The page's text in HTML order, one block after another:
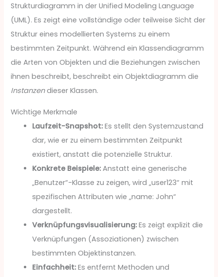
Strukturdiagramm in der Unified Modeling Language
(UML). Es zeigt eine vollständige oder teilweise Sicht der
Struktur eines modellierten Systems zu einem
bestimmten Zeitpunkt. Während ein Klassendiagramm
die Arten von Objekten und die Beziehungen zwischen
ihnen beschreibt, beschreibt ein Objektdiagramm die
Instanzendieser Klassen.
Wichtige Merkmale
Laufzeit-Snapshot:Es stellt den Systemzustand
dar, wie er zu einem bestimmten Zeitpunkt
existiert, anstatt die potenzielle Struktur.
Konkrete Beispiele:Anstatt eine generische
„Benutzer“-Klasse zu zeigen, wird „user123“ mit
spezifischen Attributen wie „name: John“
dargestellt.
Verknüpfungsvisualisierung:Es zeigt explizit die
Verknüpfungen (Assoziationen) zwischen
bestimmten Objektinstanzen.
Einfachheit:Es entfernt Methoden und